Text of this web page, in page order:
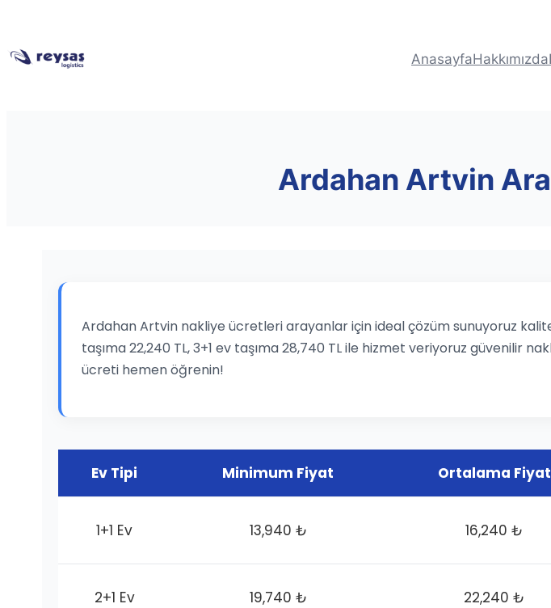
AnasayfaHakkımızda
Ardahan Artvin
Ardahan Artvin nakliye ücretleri arayanlar için ideal çözüm sunuyoruz
taşıma 22,240 TL, 3+1 ev taşıma 28,740 TL ile hizmet veriyoruz güvenilir
ücreti hemen öğrenin!
Ev Tipi Minimum Fiyat Ortalama Fiyat
1+1 Ev 13,940 ₺ 16,240 ₺
2+1 Ev 19,740 ₺ 22,240 ₺